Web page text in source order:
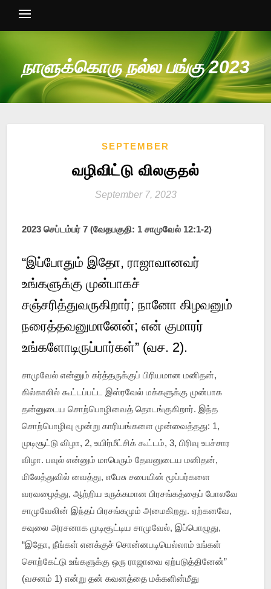
நாளுக்கொரு நல்ல பங்கு 2023
SEPTEMBER
வழிவிட்டு விலகுதல்
September 7, 2023
2023 செப்டம்பர் 7 (வேதபகுதி: 1 சாமுவேல் 12:1-2)
“இப்போதும் இதோ, ராஜாவானவர்
உங்களுக்கு முன்பாகச்
சஞ்சரித்துவருகிறார்; நானோ கிழவனும்
நரைத்தவனுமானேன்; என் குமாரர்
உங்களோடிருப்பார்கள்” (வச. 2).
சாமுவேல் என்னும் கர்த்தருக்குப் பிரியமான மனிதன்,
கில்காலில் கூட்டப்பட்ட இஸ்ரவேல் மக்களுக்கு முன்பாக
தன்னுடைய சொற்பொழிவைத் தொடங்குகிறார். இந்த
சொற்பொழிவு மூன்று காரியங்களை முன்வைத்தது: 1,
முடிசூட்டு விழா, 2, உயிர்மீட்சிக் கூட்டம், 3, பிரிவு உபச்சார
விழா. பவுல் என்னும் மாபெரும் தேவனுடைய மனிதன்,
மிலேத்துவில் வைத்து, எபேசு சபையின் மூப்பர்களை
வரவழைத்து, ஆற்றிய உருக்கமான பிரசங்கத்தைப் போலவே
சாமுவேலின் இந்தப் பிரசங்கமும் அமைகிறது. ஏற்கனவே,
சவுலை அரசனாக முடிசூட்டிய சாமுவேல், இப்பொழுது,
“இதோ, நீங்கள் எனக்குச் சொன்னபடியெல்லாம் உங்கள்
சொற்கேட்டு உங்களுக்கு ஒரு ராஜாவை ஏற்படுத்தினேன்”
(வசனம் 1) என்று தன் கவனத்தை மக்களின்மீது